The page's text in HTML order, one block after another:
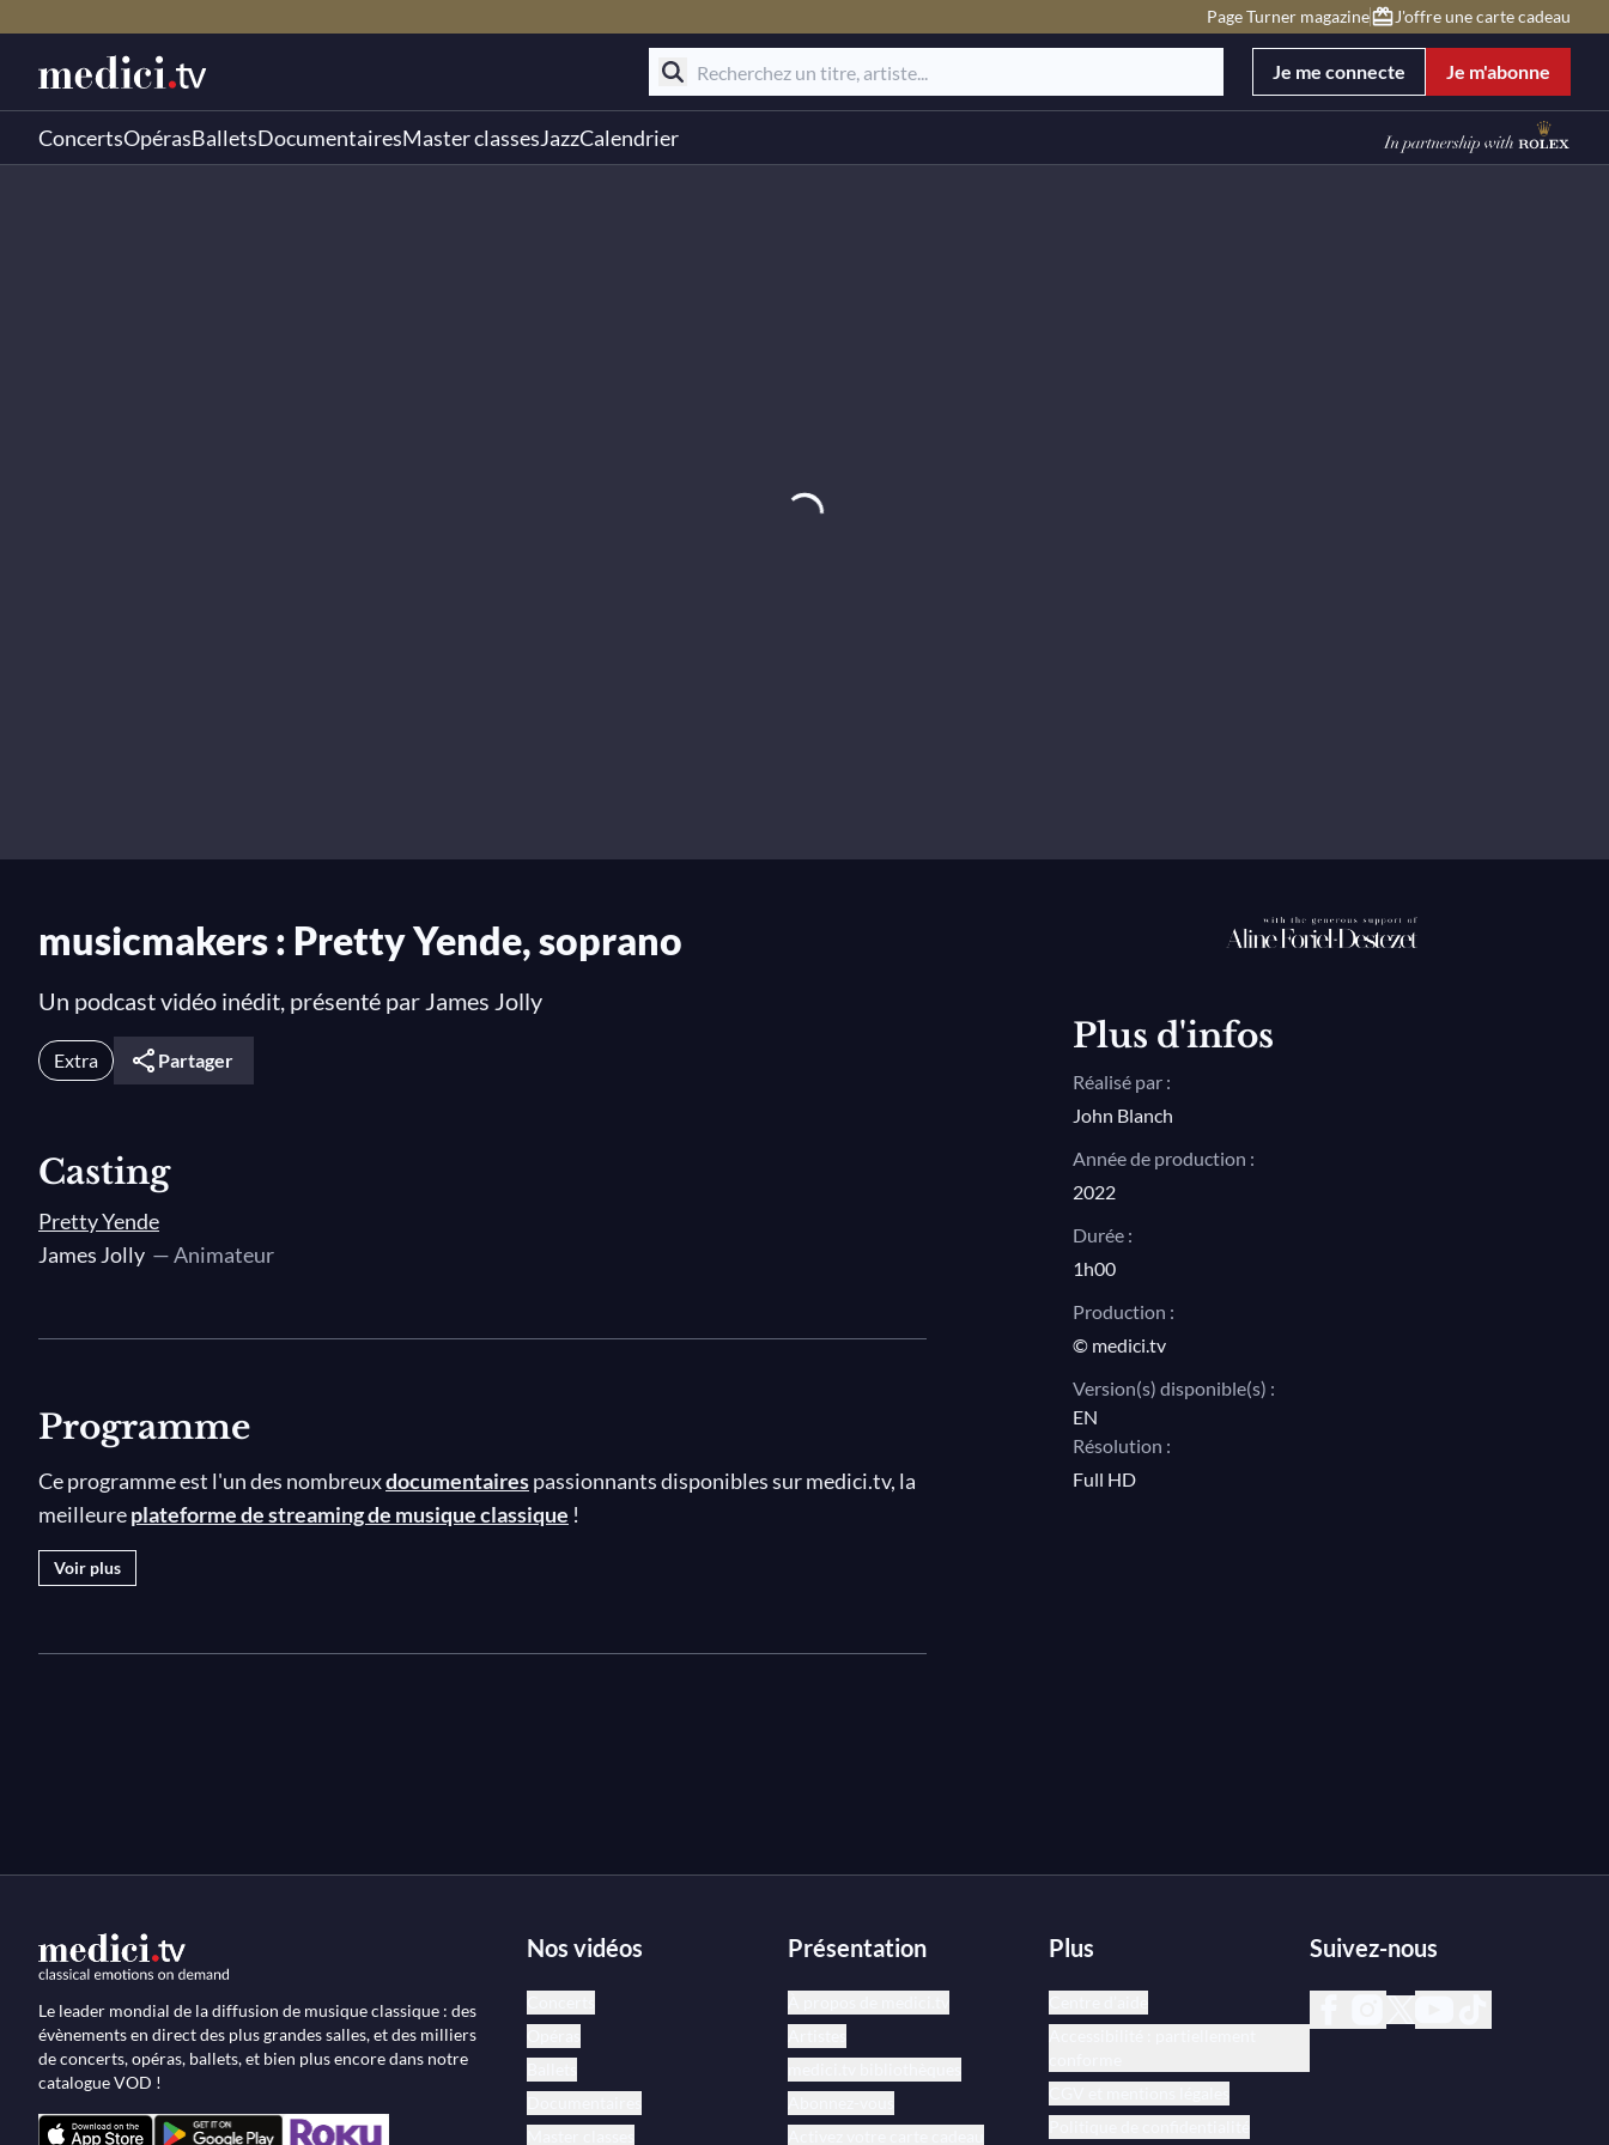
Page Turner magazine J'offre une carte cadeau
Je me connecte Je m'abonne
ConcertsOpérasBalletsDocumentairesMaster classesJazzCalendrier
musicmakers : Pretty Yende, soprano
Un podcast vidéo inédit, présenté par James Jolly
Extra Partager
Casting
Pretty Yende
James Jolly — Animateur
Programme
Ce programme est l'un des nombreuxdocumentairespassionnants disponibles sur medici.tv, la
meilleureplateforme de streaming de musique classique !
Voir plus
Plus d'infos
Réalisé par :
John Blanch
Année de production :
2022
Durée :
1h00
Production :
© medici.tv
Version(s) disponible(s) :
EN
Résolution :
Full HD
Le leader mondial de la diffusion de musique classique : des
évènements en direct des plus grandes salles, et des milliers
de concerts, opéras, ballets, et bien plus encore dans notre
catalogue VOD !
Nos vidéos Présentation Plus Suivez-nous